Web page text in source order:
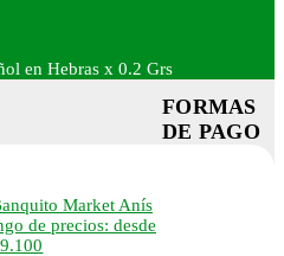
en Hebras x 0.2 Grs
Anís
de precios: desde
FORMAS
DE PAGO